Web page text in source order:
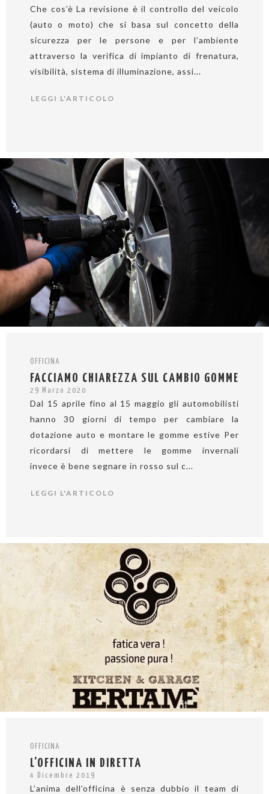
Che cos’è La revisione è il controllo del veicolo
(auto o moto) che si basa sul concetto della
sicurezza per le persone e per l’ambiente
attraverso la verifica di impianto di frenatura,
visibilità, sistema di illuminazione, assi...
LEGGI L'ARTICOLO
OFFICINA
FACCIAMO CHIAREZZA SUL CAMBIO GOMME
29 Marzo 2020
Dal 15 aprile fino al 15 maggio gli automobilisti
hanno 30 giorni di tempo per cambiare la
dotazione auto e montare le gomme estive Per
ricordarsi di mettere le gomme invernali
invece è bene segnare in rosso sul c...
LEGGI L'ARTICOLO
OFFICINA
L’OFFICINA IN DIRETTA
4 Dicembre 2019
L’anima dell’officina è senza dubbio il team di